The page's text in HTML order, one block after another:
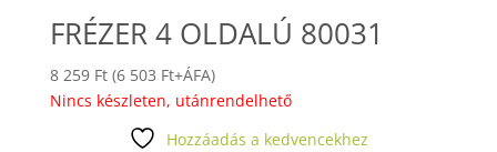
FRÉZER 4 OLDALÚ 80031
8 259 Ft (6 503 Ft+ÁFA)
Nincs készleten, utánrendelhető
Hozzáadás a kedvencekhez